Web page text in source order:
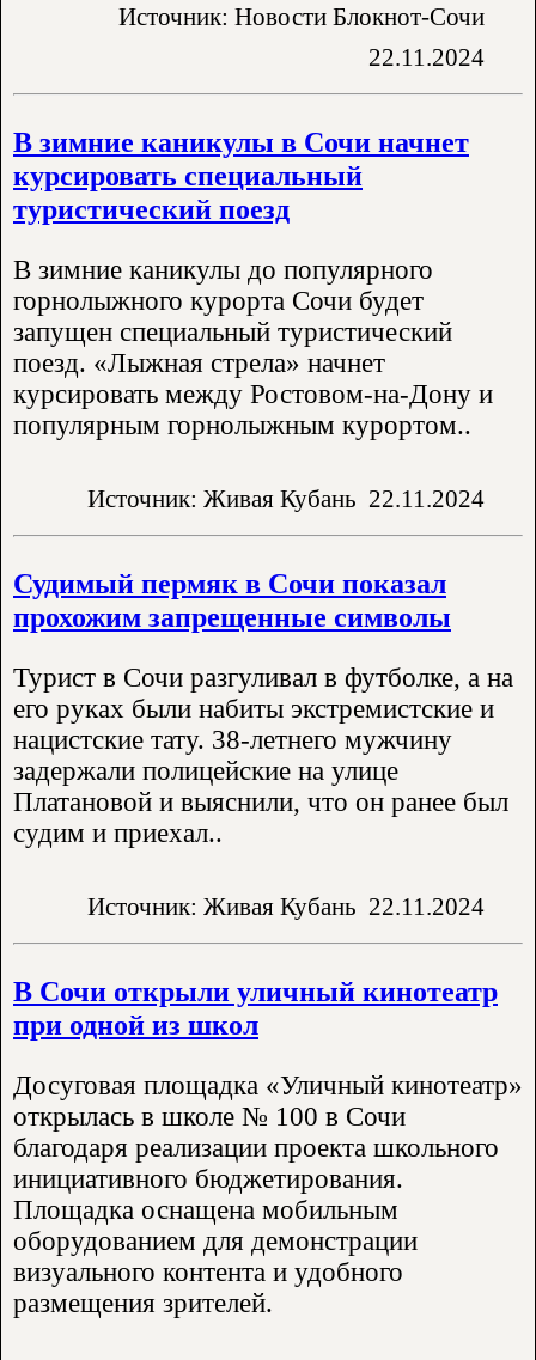
Источник: Новости Блокнот-Сочи
22.11.2024
В зимние каникулы в Сочи начнет
курсировать специальный
туристический поезд
В зимние каникулы до популярного
горнолыжного курорта Сочи будет
запущен специальный туристический
поезд. «Лыжная стрела» начнет
курсировать между Ростовом-на-Дону и
популярным горнолыжным курортом..
Источник: Живая Кубань 22.11.2024
Судимый пермяк в Сочи показал
прохожим запрещенные символы
Турист в Сочи разгуливал в футболке, а на
его руках были набиты экстремистские и
нацистские тату. 38-летнего мужчину
задержали полицейские на улице
Платановой и выяснили, что он ранее был
судим и приехал..
Источник: Живая Кубань 22.11.2024
В Сочи открыли уличный кинотеатр
при одной из школ
Досуговая площадка «Уличный кинотеатр»
открылась в школе № 100 в Сочи
благодаря реализации проекта школьного
инициативного бюджетирования.
Площадка оснащена мобильным
оборудованием для демонстрации
визуального контента и удобного
размещения зрителей.